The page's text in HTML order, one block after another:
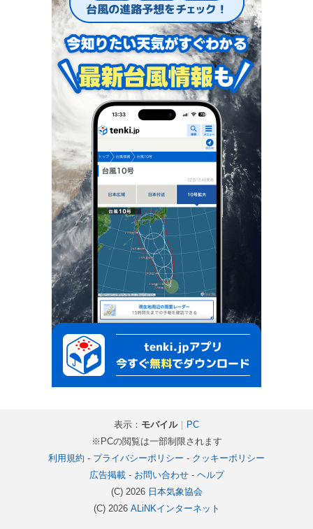
表示： モバイル｜ PC
※PCの閲覧は一部制限されます
利用規約 - プライバシーポリシー - クッキーポリシー
広告掲載- お問い合わせ- ヘルプ
(C) 2026 日本気象協会
(C) 2026 ALiNKインターネット